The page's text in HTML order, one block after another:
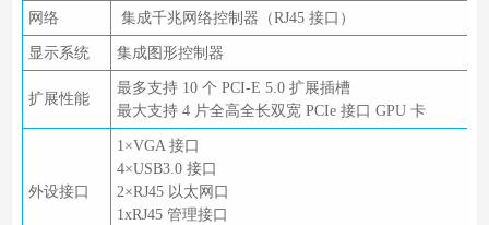
网络 集成千兆网络控制器（RJ45 接口）
显示系统 集成图形控制器
扩展性能
最多支持 10 个 PCI-E 5.0 扩展插槽
最大支持 4 片全高全长双宽 PCIe 接口 GPU 卡
外设接口
1×VGA 接口
4×USB3.0 接口
2×RJ45 以太网口
1xRJ45 管理接口